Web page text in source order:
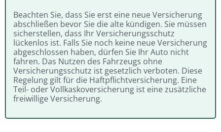
Beachten Sie, dass Sie erst eine neue Versicherung
abschließen bevor Sie die alte kündigen. Sie müssen
sicherstellen, dass Ihr Versicherungsschutz
lückenlos ist. Falls Sie noch keine neue Versicherung
abgeschlossen haben, dürfen Sie Ihr Auto nicht
fahren. Das Nutzen des Fahrzeugs ohne
Versicherungsschutz ist gesetzlich verboten. Diese
Regelung gilt für die Haftpflichtversicherung. Eine
Teil- oder Vollkaskoversicherung ist eine zusätzliche
freiwillige Versicherung.